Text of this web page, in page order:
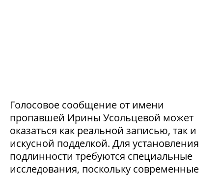
Голосовое сообщение от имени
пропавшей Ирины Усольцевой может
оказаться как реальной записью, так и
искусной подделкой. Для установления
подлинности требуются специальные
исследования, поскольку современные